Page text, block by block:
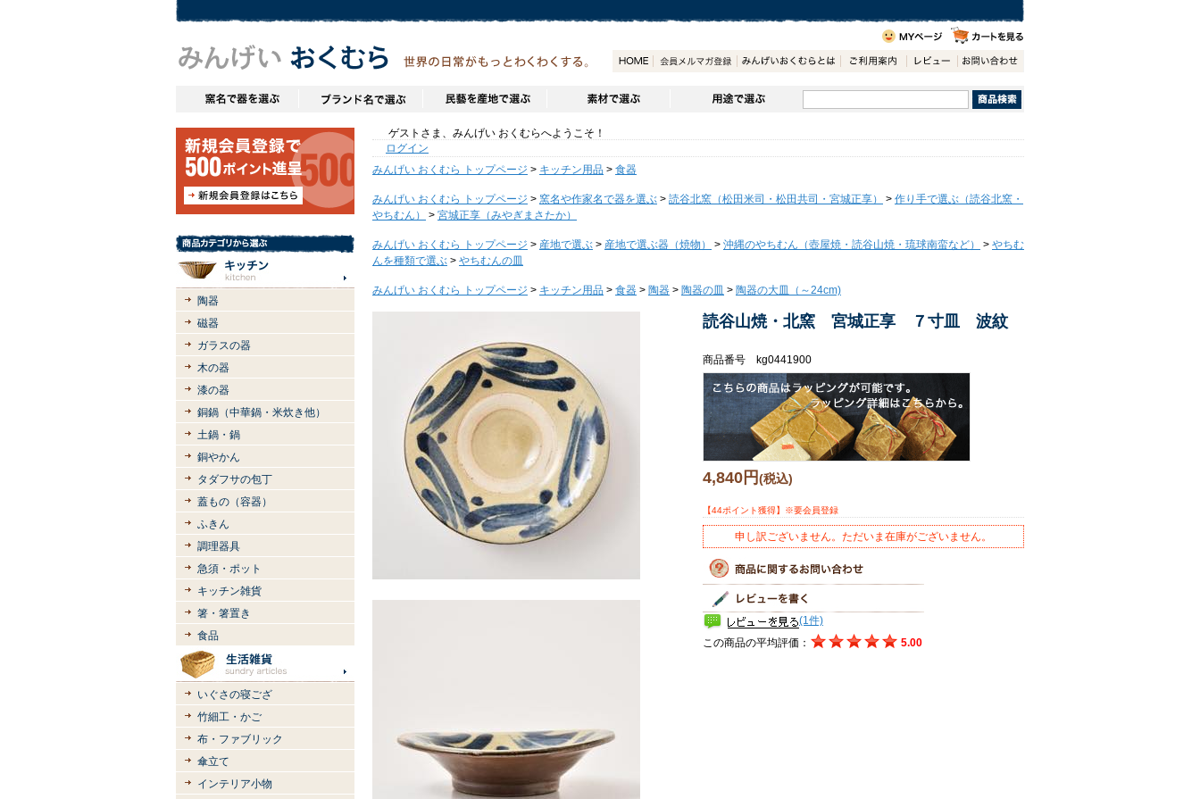
陶器
磁器
ガラスの器
木の器
漆の器
銅鍋（中華鍋・米炊き他）
土鍋・鍋
銅やかん
タダフサの包丁
蓋もの（容器）
ふきん
調理器具
急須・ポット
キッチン雑貨
箸・箸置き
食品
いぐさの寝ござ
竹細工・かご
布・ファブリック
傘立て
インテリア小物
ゲストさま、みんげい おくむらへようこそ！
ログイン
みんげい おくむら トップページ > キッチン用品 > 食器
みんげい おくむら トップページ > 窯名や作家名で器を選ぶ > 読谷北窯（松田米司・松田共司・宮城正享） > 作り手で選ぶ（読谷北窯・
やちむん）
> 宮城正享（みやぎまさたか）
みんげい おくむら トップページ > 産地で選ぶ > 産地で選ぶ器（焼物） > 沖縄のやちむん（壺屋焼・読谷山焼・琉球南蛮など） > やちむ
んを種類で選ぶ > やちむんの皿
みんげい おくむら トップページ > キッチン用品 > 食器 > 陶器 > 陶器の皿 > 陶器の大皿（～24cm)
読谷山焼・北窯 宮城正享 ７寸皿 波紋
商品番号 kg0441900
4,840円(税込)
【44ポイント獲得】※要会員登録
申し訳ございません。ただいま在庫がございません。
(1件)
この商品の平均評価：
5.00